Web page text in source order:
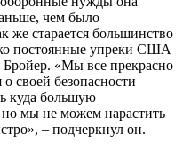
чем было
же старается большинство
постоянные упреки США
Бройер. «Мы все прекрасно
своей безопасности
куда большую
но мы не можем нарастить
– подчеркнул он.